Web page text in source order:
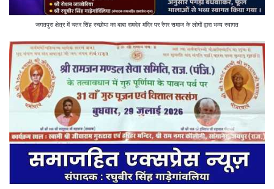
जगतपुरा क्षेत्र में चतर सिंह रच्छोया का बाबा रामदेव मंदिर पर रैगर समाज के लोगों द्वारा भव्य स्वागत